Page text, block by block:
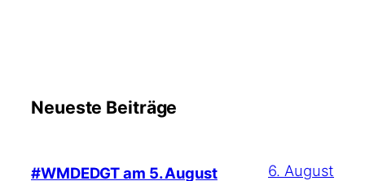
Neueste Beiträge
#WMDEDGT am 5. August
6. August